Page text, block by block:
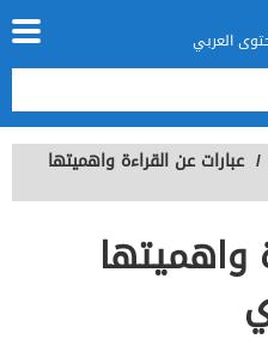
العربي
/ عبارات عن القراءة واهميتها
واهميتها